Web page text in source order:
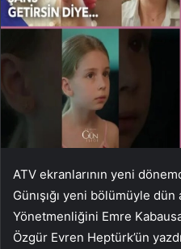
ATV ekranlarının yeni
Günışığı yeni bölümüyle
Yönetmenliğini Emre
Özgür Evren Heptürk’ün